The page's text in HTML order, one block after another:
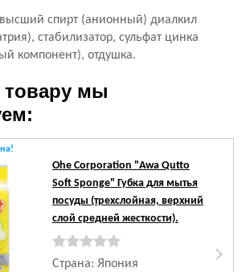
высший спирт (анионный) диалкил
стабилизатор, сульфат цинка
компонент), отдушка.
мы
Ohe Corporation "Awa Qutto
Soft Sponge" Губка для мытья
посуды (трехслойная, верхний
слой средней жесткости).
Страна: Япония